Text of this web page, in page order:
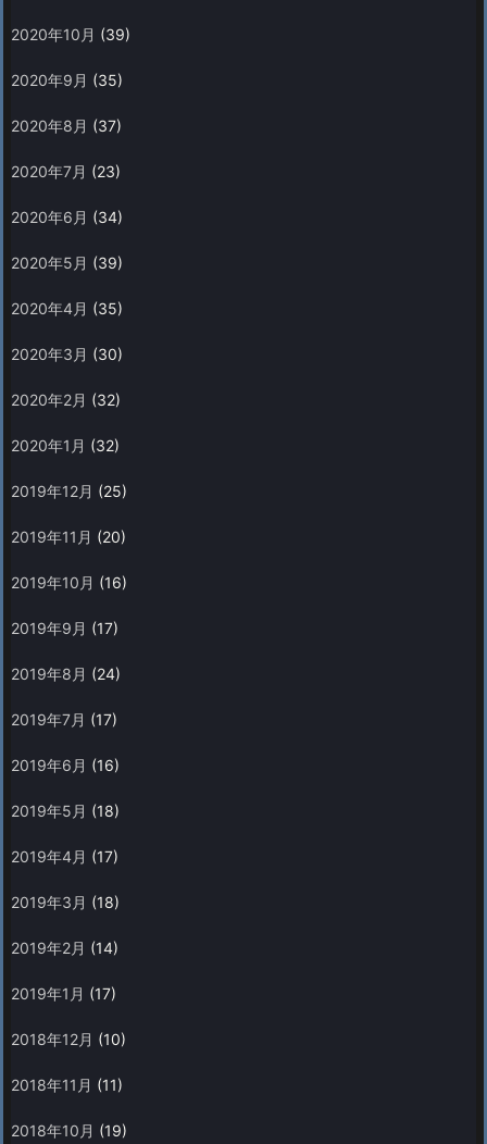
2020年10月 (39)
2020年9月 (35)
2020年8月 (37)
2020年7月 (23)
2020年6月 (34)
2020年5月 (39)
2020年4月 (35)
2020年3月 (30)
2020年2月 (32)
2020年1月 (32)
2019年12月 (25)
2019年11月 (20)
2019年10月 (16)
2019年9月 (17)
2019年8月 (24)
2019年7月 (17)
2019年6月 (16)
2019年5月 (18)
2019年4月 (17)
2019年3月 (18)
2019年2月 (14)
2019年1月 (17)
2018年12月 (10)
2018年11月 (11)
2018年10月 (19)